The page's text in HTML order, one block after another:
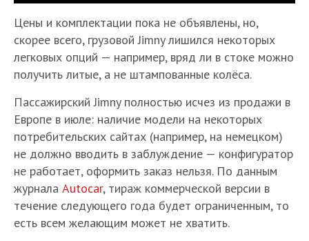
Цены и комплектации пока не объявлены, но,
скорее всего, грузовой Jimny лишился некоторых
легковых опций — например, вряд ли в стоке можно
получить литые, а не штампованные колёса.
Пассажирский Jimny полностью исчез из продажи в
Европе в июле: наличие модели на некоторых
потребительских сайтах (например, на немецком)
не должно вводить в заблуждение — конфигуратор
не работает, оформить заказ нельзя. По данным
журнала Autocar, тираж коммерческой версии в
течение следующего года будет ограниченным, то
есть всем желающим может не хватить.